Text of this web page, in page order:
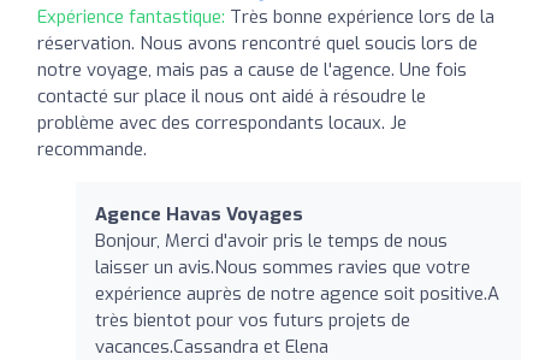
Expérience fantastique: Très bonne expérience lors de la
réservation. Nous avons rencontré quel soucis lors de
notre voyage, mais pas a cause de l'agence. Une fois
contacté sur place il nous ont aidé à résoudre le
problème avec des correspondants locaux. Je
recommande.
Agence Havas Voyages
Bonjour, Merci d'avoir pris le temps de nous
laisser un avis.Nous sommes ravies que votre
expérience auprès de notre agence soit positive.A
très bientot pour vos futurs projets de
vacances.Cassandra et Elena